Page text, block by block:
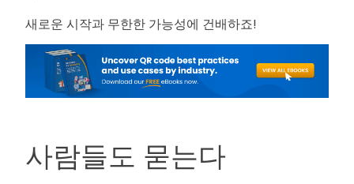
새로운 시작과 무한한 가능성에 건배하죠!
사람들도 묻는다